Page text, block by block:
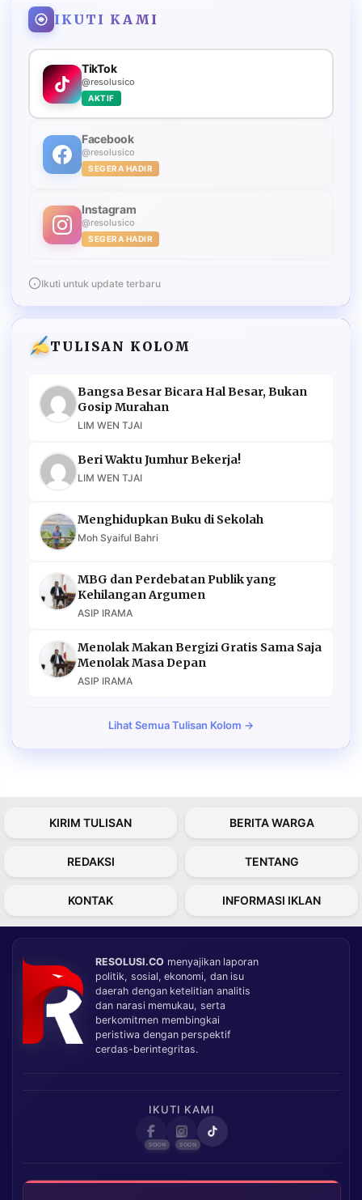
IKUTI KAMI
TikTok
@resolusico
AKTIF
Facebook
@resolusico
SEGERA HADIR
Instagram
@resolusico
SEGERA HADIR
Ikuti untuk update terbaru
TULISAN KOLOM
Bangsa Besar Bicara Hal Besar, Bukan
Gosip Murahan
LIM WEN TJAI
Beri Waktu Jumhur Bekerja!
LIM WEN TJAI
Menghidupkan Buku di Sekolah
Moh Syaiful Bahri
MBG dan Perdebatan Publik yang
Kehilangan Argumen
ASIP IRAMA
Menolak Makan Bergizi Gratis Sama Saja
Menolak Masa Depan
ASIP IRAMA
Lihat Semua Tulisan Kolom →
KIRIM TULISAN BERITA WARGA
REDAKSI TENTANG
KONTAK INFORMASI IKLAN
RESOLUSI.CO menyajikan laporan
politik, sosial, ekonomi, dan isu
daerah dengan ketelitian analitis
dan narasi memukau, serta
berkomitmen membingkai
peristiwa dengan perspektif
cerdas-berintegritas.
IKUTI KAMI